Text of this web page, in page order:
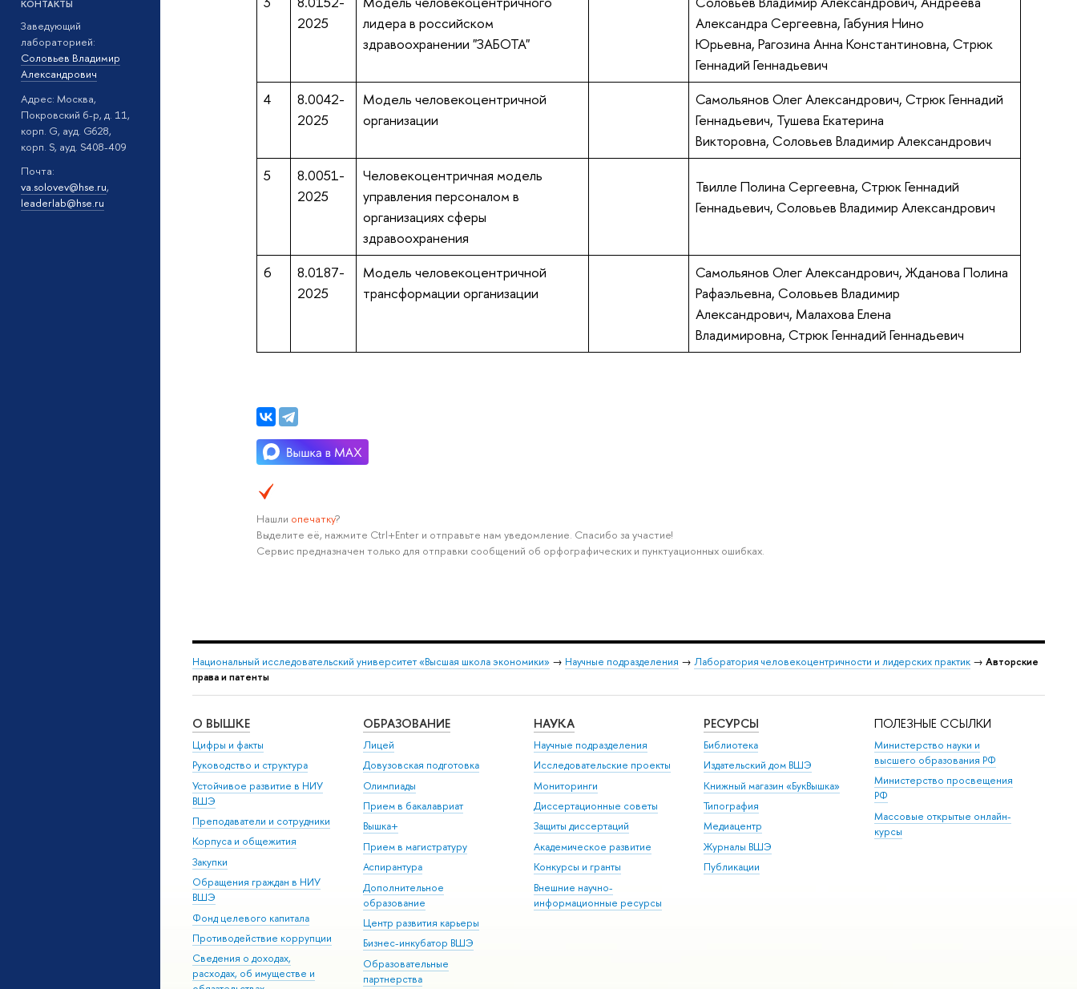
КОНТАКТЫ
Заведующий
лабораторией:
Соловьев Владимир
Александрович
Адрес: Москва,
Покровский б-р, д. 11,
корп. G, ауд. G628,
корп. S, ауд. S408-409
Почта:
va.solovev@hse.ru,
leaderlab@hse.ru
2025
лидера в российском
здравоохранении "ЗАБОТА"
Александра Сергеевна, Габуния Нино
Юрьевна, Рагозина Анна Константиновна, Стрюк
Геннадий Геннадьевич
4
8.0042-
2025
Модель человекоцентричной
организации
Самольянов Олег Александрович, Стрюк Геннадий
Геннадьевич, Тушева Екатерина
Викторовна, Соловьев Владимир Александрович
5
8.0051-
2025
Человекоцентричная модель
управления персоналом в
организациях сферы
здравоохранения
Твилле Полина Сергеевна, Стрюк Геннадий
Геннадьевич, Соловьев Владимир Александрович
6
8.0187-
2025
Модель человекоцентричной
трансформации организации
Самольянов Олег Александрович, Жданова Полина
Рафаэльевна, Соловьев Владимир
Александрович, Малахова Елена
Владимировна, Стрюк Геннадий Геннадьевич
Нашли опечатку?
Выделите её, нажмите Ctrl+Enter и отправьте нам уведомление. Спасибо за участие!
Сервис предназначен только для отправки сообщений об орфографических и пунктуационных ошибках.
Национальный исследовательский университет «Высшая школа экономики» → Научные подразделения → Лаборатория человекоцентричности и лидерских практик → Авторские
права и патенты
О ВЫШКЕ
Цифры и факты
Руководство и структура
Устойчивое развитие в НИУ
ВШЭ
Преподаватели и сотрудники
Корпуса и общежития
Закупки
Обращения граждан в НИУ
ВШЭ
Фонд целевого капитала
Противодействие коррупции
Сведения о доходах,
расходах, об имуществе и
ОБРАЗОВАНИЕ
Лицей
Довузовская подготовка
Олимпиады
Прием в бакалавриат
Вышка+
Прием в магистратуру
Аспирантура
Дополнительное
образование
Центр развития карьеры
Бизнес-инкубатор ВШЭ
Образовательные
партнерства
НАУКА
Научные подразделения
Исследовательские проекты
Мониторинги
Диссертационные советы
Защиты диссертаций
Академическое развитие
Конкурсы и гранты
Внешние научно-
информационные ресурсы
РЕСУРСЫ
Библиотека
Издательский дом ВШЭ
Книжный магазин «БукВышка»
Типография
Медиацентр
Журналы ВШЭ
Публикации
ПОЛЕЗНЫЕ ССЫЛКИ
Министерство науки и
высшего образования РФ
Министерство просвещения
РФ
Массовые открытые онлайн-
курсы